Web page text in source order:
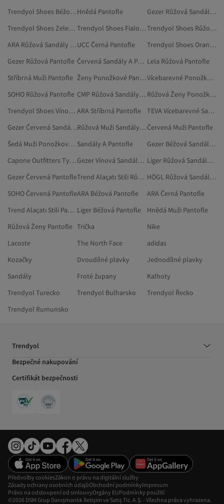
Trendyol Shoes Béžová PantofleHnědá Pantofle
Gezer Růžová Sandály A Pantofle
Trendyol Shoes Zelená Pantofle
Trendyol Shoes Fialová Pantofle
Trendyol Shoes Růžová Sandály A Pantofle
ARA Růžová Sandály A PantofleUCC Černá Pantofle
Trendyol Shoes Oranžová Pantofle
Gezer Růžová Pantofle
Červená Sandály A Pantofle Lela Růžová Pantofle
Stříbrná Muži Pantofle
Ženy Ponožkové Pantofle
Vícebarevné Ponožkové Pantofle
SOHO Růžová Pantofle
CMP Růžová Sandály A Pantofle
Růžová Ženy Ponožkové Pantofle
Trendyol Shoes Vínová Pantofle ARA Stříbrná Pantofle
TEVA Vícebarevné Sandály A Pantofle
Gezer Červená Sandály A Pantofle
Růžová Muži Sandály A Pantofle Červená Muži Pantofle
Šedá Muži Ponožkové Pantofle Sandály A Pantofle
Gezer Béžová Sandály A Pantofle
Capone Outfitters Tyrkysová Pantofle
Gezer Vínová Sandály A Pantofle
Liger Růžová Sandály A Pantofle
Gezer Červená Pantofle
Trend Alaçatı Stili Růžová Pantofle
HÖGL Růžová Sandály A Pantofle
SOHO Červená PantofleARA Béžová Pantofle
ARA Černá Pantofle
Trend Alaçatı Stili Pantofle Liger Béžová Pantofle
Hnědá Muži Pantofle
Růžová Ženy Pantofle Trička
Nike
Lacoste
The North Face
adidas
Kozačky
Dvoudílné plavky
Jednodílné plavky
Sandály
Froté župany
Kalhoty
Trendyol Turecko
Trendyol Bulharsko
Trendyol Řecko
Trendyol Rumunsko
Trendyol
Bezpečné nakupování
Certifikát bezpečnosti
©2026 DSM Grup Danışmanlık İletişim ve Satış Tic. A.Ş. - Všechna práva vyhrazena.
Předvolby cookiesZákon o právu na digitální služby
Zásady ochrany osobních údajůObchodní podmínkyImpresum
Právo na odstoupení od smlouvyOrgány EUPodmínky použití